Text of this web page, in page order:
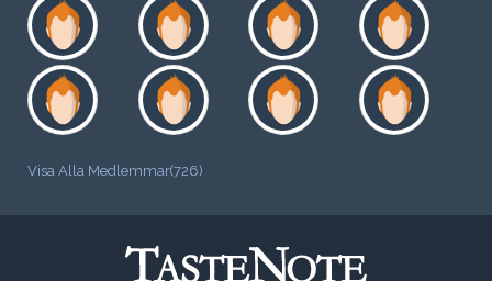
Visa Alla Medlemmar(726)